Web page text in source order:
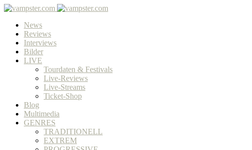
News
Reviews
Interviews
Bilder
LIVE
Tourdaten & Festivals
Live-Reviews
Live-Streams
Ticket-Shop
Blog
Multimedia
GENRES
TRADITIONELL
EXTREM